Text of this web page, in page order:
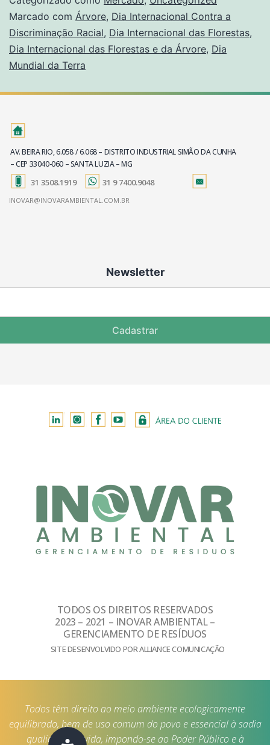
Marcado com Árvore, Dia Internacional Contra a
Discriminação Racial, Dia Internacional das Florestas,
Dia Internacional das Florestas e da Árvore, Dia
Mundial da Terra
AV. BEIRA RIO, 6.058 / 6.068 – DISTRITO INDUSTRIAL SIMÃO DA CUNHA
– CEP 33040-060 – SANTA LUZIA – MG
31 3508.1919 31 9 7400.9048
INOVAR@INOVARAMBIENTAL.COM.BR
Newsletter
Cadastrar
TODOS OS DIREITOS RESERVADOS
2023 – 2021 – INOVAR AMBIENTAL –
GERENCIAMENTO DE RESÍDUOS
SITE DESENVOLVIDO POR ALLIANCE COMUNICAÇÃO
Todos têm direito ao meio ambiente ecologicamente
equilibrado, bem de uso comum do povo e essencial à sadia
qualidade de vida, impondo-se ao Poder Público e à